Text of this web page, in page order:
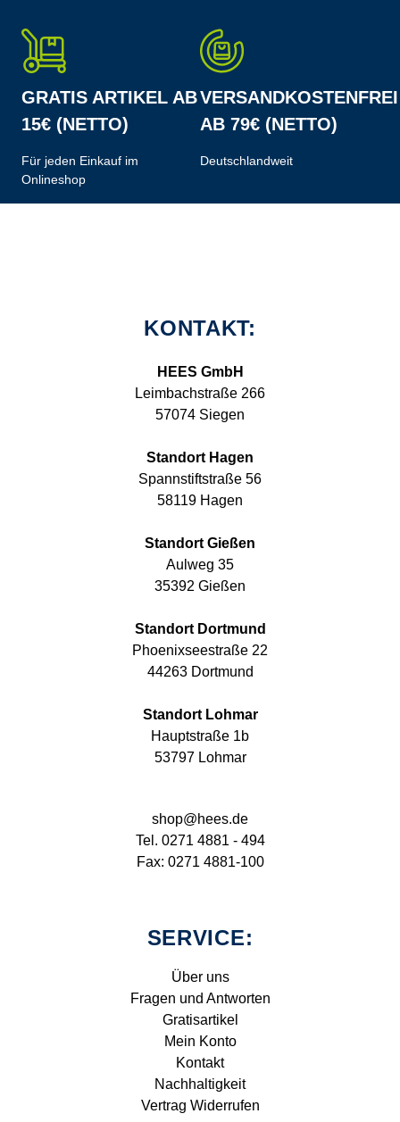
GRATIS ARTIKEL AB
15€ (NETTO)
Für jeden Einkauf im
Onlineshop
VERSANDKOSTENFREI
AB 79€ (NETTO)
Deutschlandweit
KONTAKT:
HEES GmbH
Leimbachstraße 266
57074 Siegen
Standort Hagen
Spannstiftstraße 56
58119 Hagen
Standort Gießen
Aulweg 35
35392 Gießen
Standort Dortmund
Phoenixseestraße 22
44263 Dortmund
Standort Lohmar
Hauptstraße 1b
53797 Lohmar
shop@hees.de
Tel. 0271 4881 - 494
Fax: 0271 4881-100
SERVICE:
Über uns
Fragen und Antworten
Gratisartikel
Mein Konto
Kontakt
Nachhaltigkeit
Vertrag Widerrufen